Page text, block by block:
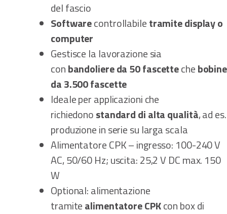
del fascio
Softwarecontrollabiletramite display o
computer
Gestisce la lavorazione sia
conbandoliere da 50 fascettechebobine
da 3.500 fascette
Ideale per applicazioni che
richiedonostandard di alta qualità, ad es.
produzione in serie su larga scala
Alimentatore CPK – ingresso: 100-240 V
AC, 50/60 Hz; uscita: 25,2 V DC max. 150
W
Optional: alimentazione
tramitealimentatore CPKcon box di